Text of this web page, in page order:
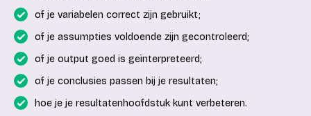
of je variabelen correct zijn gebruikt;
of je assumpties voldoende zijn gecontroleerd;
of je output goed is geïnterpreteerd;
of je conclusies passen bij je resultaten;
hoe je je resultatenhoofdstuk kunt verbeteren.